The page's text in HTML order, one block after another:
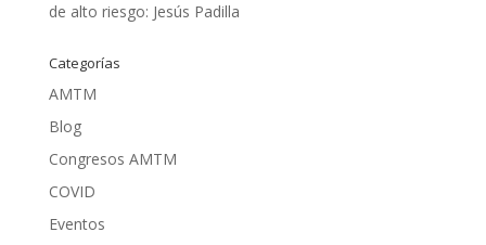
de alto riesgo: Jesús Padilla
Categorías
AMTM
Blog
Congresos AMTM
COVID
Eventos